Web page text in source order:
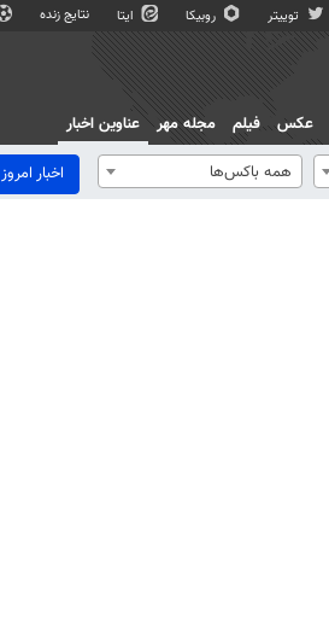
توییتر روبیکا ایتا نتایج زنده
عکس فیلم مجله مهر
عناوین اخبار
همه باکس‌ها اخبار امروز